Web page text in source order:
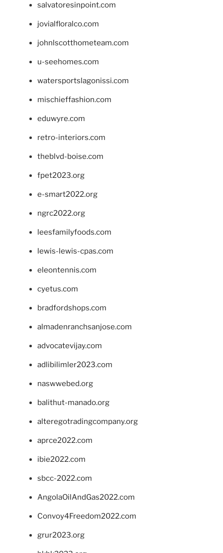
salvatoresinpoint.com
jovialfloralco.com
johnlscotthometeam.com
u-seehomes.com
watersportslagonissi.com
mischieffashion.com
eduwyre.com
retro-interiors.com
theblvd-boise.com
fpet2023.org
e-smart2022.org
ngrc2022.org
leesfamilyfoods.com
lewis-lewis-cpas.com
eleontennis.com
cyetus.com
bradfordshops.com
almadenranchsanjose.com
advocatevijay.com
adlibilimler2023.com
naswwebed.org
balithut-manado.org
alteregotradingcompany.org
aprce2022.com
ibie2022.com
sbcc-2022.com
AngolaOilAndGas2022.com
Convoy4Freedom2022.com
grur2023.org